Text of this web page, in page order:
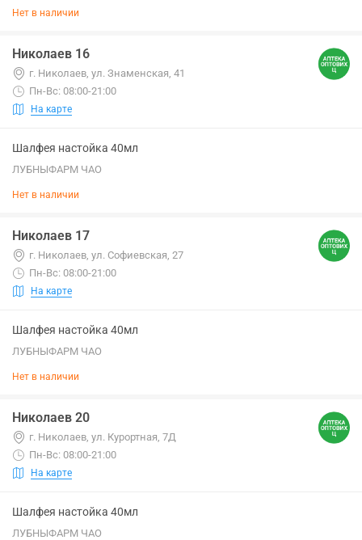
Нет в наличии
Николаев 16
г. Николаев, ул. Знаменская, 41
Пн-Вс: 08:00-21:00
На карте
Шалфея настойка 40мл
ЛУБНЫФАРМ ЧАО
Нет в наличии
Николаев 17
г. Николаев, ул. Софиевская, 27
Пн-Вс: 08:00-21:00
На карте
Шалфея настойка 40мл
ЛУБНЫФАРМ ЧАО
Нет в наличии
Николаев 20
г. Николаев, ул. Курортная, 7Д
Пн-Вс: 08:00-21:00
На карте
Шалфея настойка 40мл
ЛУБНЫФАРМ ЧАО